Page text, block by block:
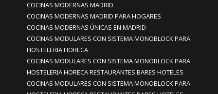
COCINAS MODERNAS MADRID
COCINAS MODERNAS MADRID PARA HOGARES
COCINAS MODERNAS ÚNICAS EN MADRID
COCINAS MODULARES CON SISTEMA MONOBLOCK PARA
HOSTELERIA HORECA
COCINAS MODULARES CON SISTEMA MONOBLOCK PARA
HOSTELERIA HORECA RESTAURANTES BARES HOTELES
COCINAS MODULARES CON SISTEMA MONOBLOCK PARA